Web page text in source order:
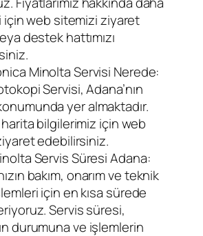
için web sitemizi ziyaret
destek hattımızı
Minolta Servisi Nerede:
Servisi, Adana’nın
yer almaktadır.
bilgilerimiz için web
edebilirsiniz.
Servis Süresi Adana:
bakım, onarım ve teknik
için en kısa sürede
Servis süresi,
durumuna ve işlemlerin